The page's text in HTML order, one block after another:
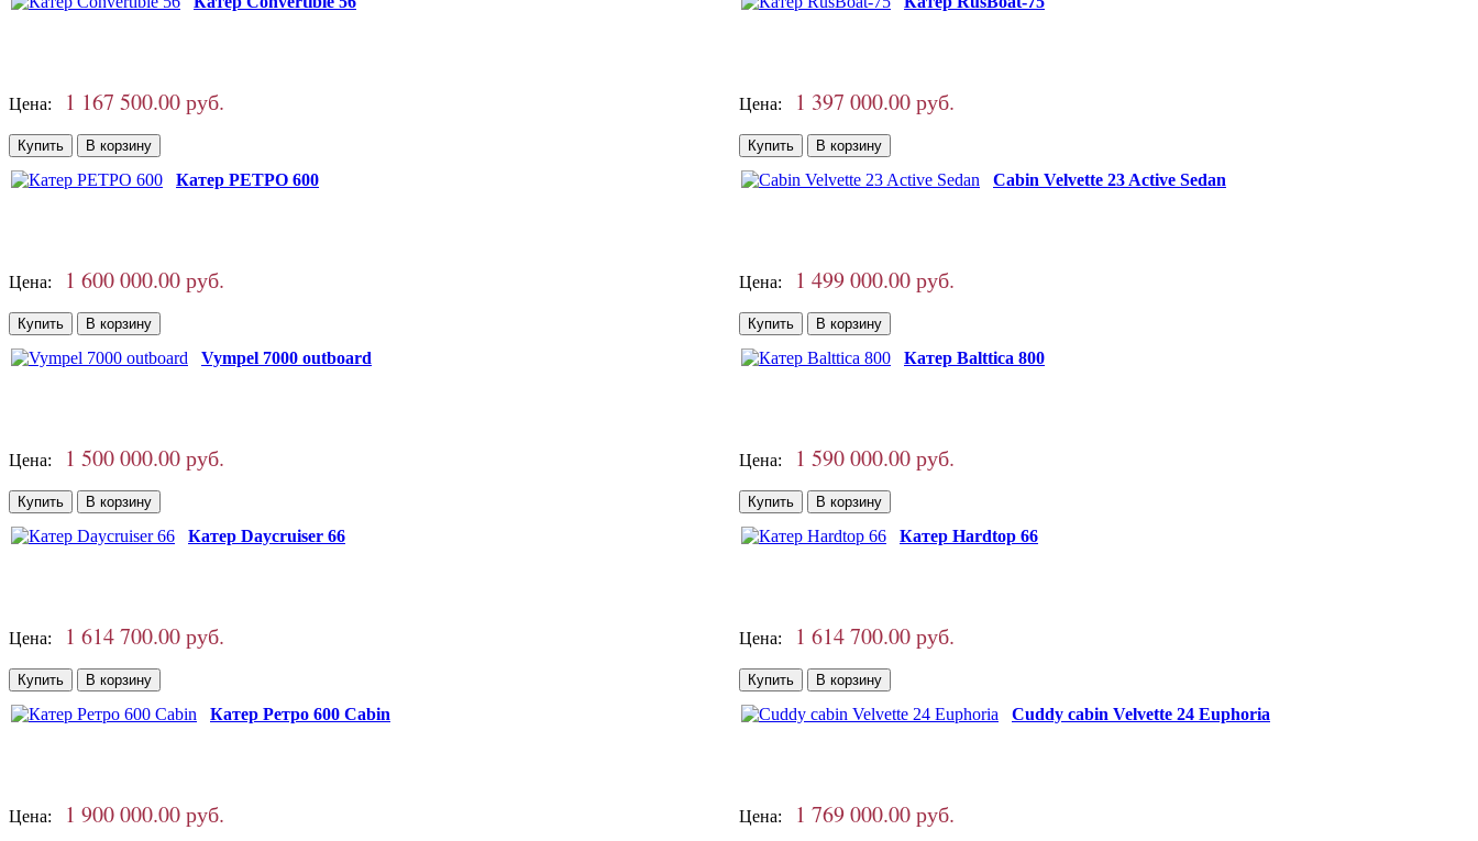
Цена: 1 167 500.00 руб. Цена: 1 397 000.00 руб.
Катер РЕТРО 600
Цена: 1 600 000.00 руб.
Cabin Velvette 23 Active Sedan
Цена: 1 499 000.00 руб.
Vympel 7000 outboard
Цена: 1 500 000.00 руб.
Катер Balttica 800
Цена: 1 590 000.00 руб.
Катер Daycruiser 66
Цена: 1 614 700.00 руб.
Катер Hardtop 66
Цена: 1 614 700.00 руб.
Катер Ретро 600 Cabin
Цена: 1 900 000.00 руб.
Cuddy cabin Velvette 24 Euphoria
Цена: 1 769 000.00 руб.